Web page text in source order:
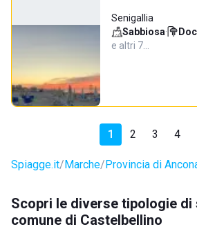
Senigallia
Sabbiosa·
e altri 7…
1 2 3 4
Spiagge.it Marche Provincia di
Scopri le diverse tipologie di
comune di Castelbellino